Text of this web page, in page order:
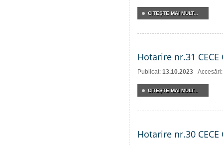
CITEŞTE MAI MULT...
Hotarire nr.31
Publicat: 13.10.2023
CITEŞTE MAI MULT...
Hotarire nr.30